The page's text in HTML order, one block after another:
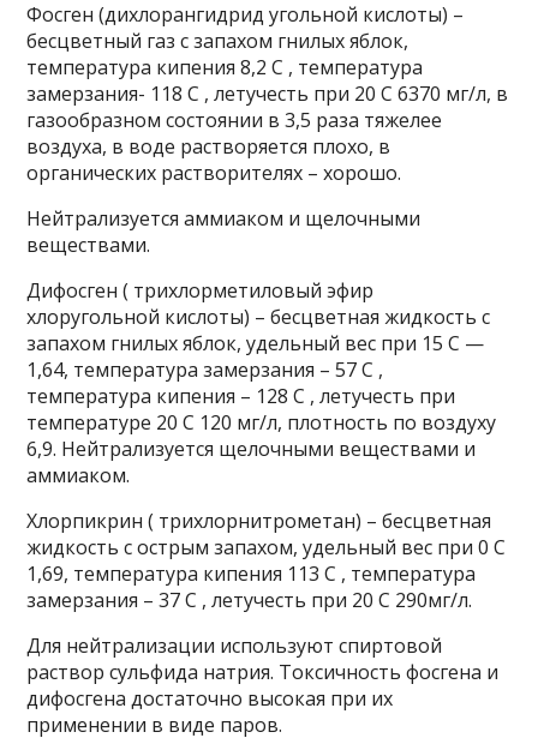
Фосген (дихлорангидрид угольной кислоты) –
бесцветный газ с запахом гнилых яблок,
температура кипения 8,2 С , температура
замерзания- 118 С , летучесть при 20 С 6370 мг/л, в
газообразном состоянии в 3,5 раза тяжелее
воздуха, в воде растворяется плохо, в
органических растворителях – хорошо.
Нейтрализуется аммиаком и щелочными
веществами.
Дифосген ( трихлорметиловый эфир
хлоругольной кислоты) – бесцветная жидкость с
запахом гнилых яблок, удельный вес при 15 С —
1,64, температура замерзания – 57 С ,
температура кипения – 128 С , летучесть при
температуре 20 С 120 мг/л, плотность по воздуху
6,9. Нейтрализуется щелочными веществами и
аммиаком.
Хлорпикрин ( трихлорнитрометан) – бесцветная
жидкость с острым запахом, удельный вес при 0 С
1,69, температура кипения 113 С , температура
замерзания – 37 С , летучесть при 20 С 290мг/л.
Для нейтрализации используют спиртовой
раствор сульфида натрия. Токсичность фосгена и
дифосгена достаточно высокая при их
применении в виде паров.